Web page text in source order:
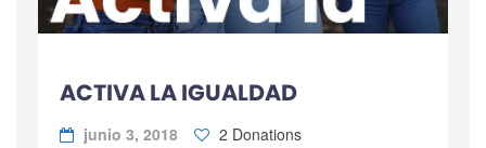
ACTIVA LA IGUALDAD
junio 3, 2018
2 Donations